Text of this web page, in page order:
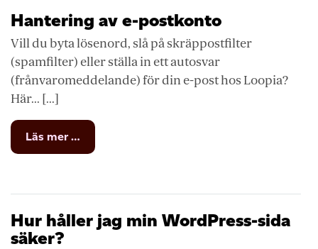
hit!
Hantering av e-postkonto
Vill du byta lösenord, slå på skräppostfilter
(spamfilter) eller ställa in ett autosvar
(frånvaromeddelande) för din e-post hos Loopia?
Här... [...]
Läs mer …
Hantering
postkonto
Hur håller jag min WordPress-sida
säker?